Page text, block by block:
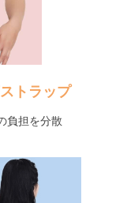
トラップ
負担を分散